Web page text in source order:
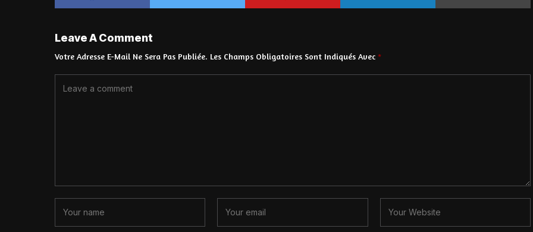
Leave A Comment
Votre Adresse E-Mail Ne Sera Pas Publiée. Les Champs Obligatoires Sont Indiqués Avec *